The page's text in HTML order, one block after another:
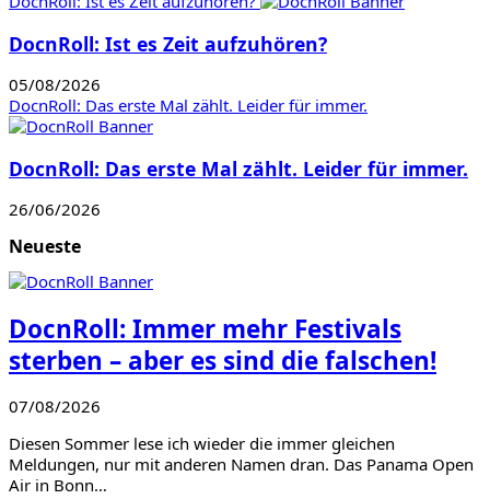
DocnRoll: Ist es Zeit aufzuhören?
05/08/2026
DocnRoll: Das erste Mal zählt. Leider für immer.
DocnRoll: Das erste Mal zählt. Leider für immer.
26/06/2026
Neueste
DocnRoll: Immer mehr Festivals
sterben – aber es sind die falschen!
07/08/2026
Diesen Sommer lese ich wieder die immer gleichen
Meldungen, nur mit anderen Namen dran. Das Panama Open
Air in Bonn…